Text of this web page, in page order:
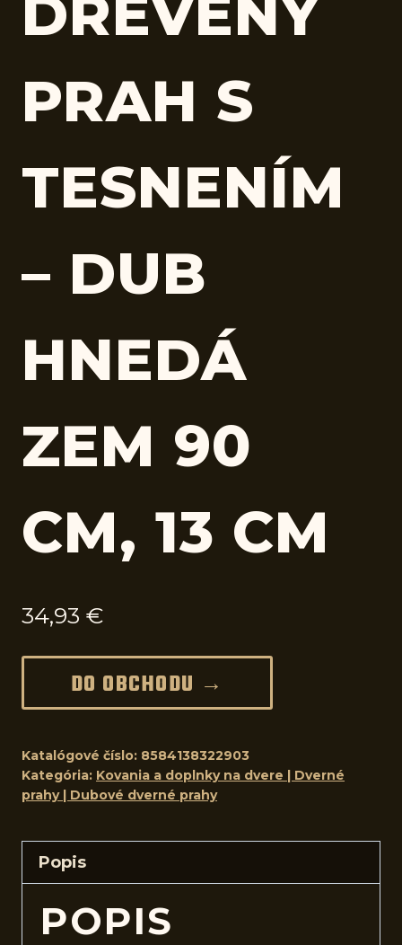
DREVENÝ
PRAH S
TESNENÍM
– DUB
HNEDÁ
ZEM 90
CM, 13 CM
34,93 €
DO OBCHODU →
Katalógové číslo: 8584138322903
Kategória: Kovania a doplnky na dvere | Dverné
prahy | Dubové dverné prahy
Popis
POPIS